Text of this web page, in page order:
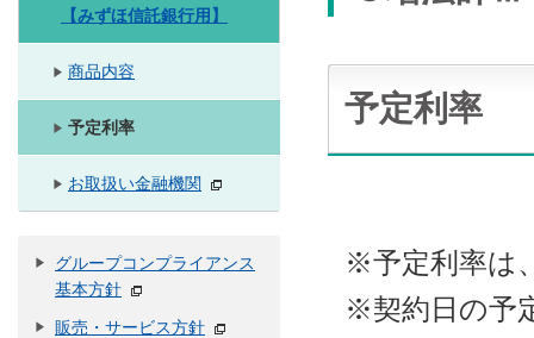
予定利率
※予定利率は
※契約日の予
【みずほ信託銀行用】
商品内容
予定利率
お取扱い金融機関
グループコンプライアンス
基本方針
販売・サービス方針